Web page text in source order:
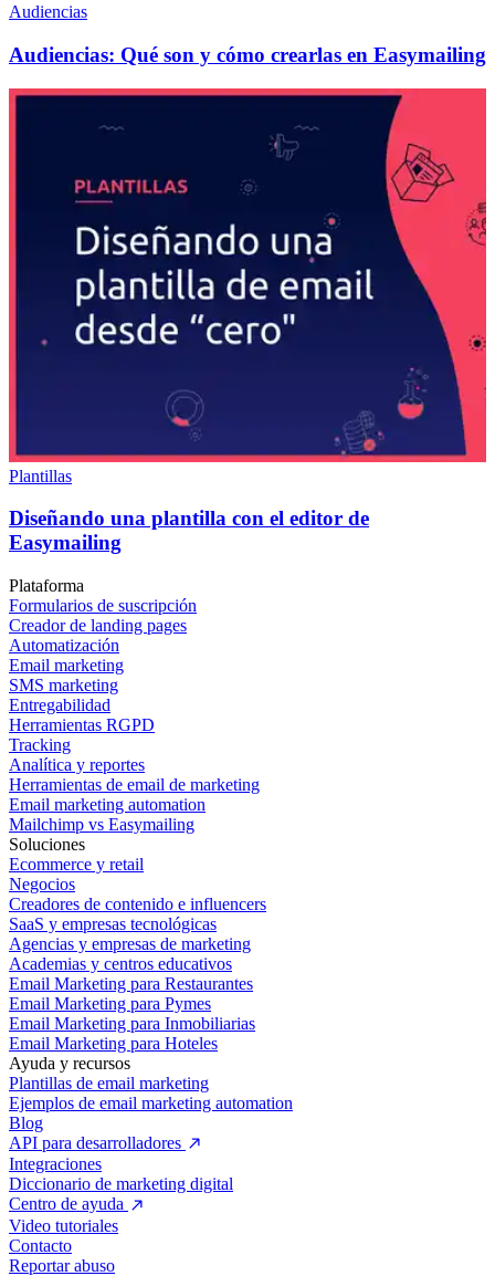
Audiencias
Audiencias: Qué son y cómo crearlas en Easymailing
Plantillas
Diseñando una plantilla con el editor de
Easymailing
Plataforma
Formularios de suscripción
Creador de landing pages
Automatización
Email marketing
SMS marketing
Entregabilidad
Herramientas RGPD
Tracking
Analítica y reportes
Herramientas de email de marketing
Email marketing automation
Mailchimp vs Easymailing
Soluciones
Ecommerce y retail
Negocios
Creadores de contenido e influencers
SaaS y empresas tecnológicas
Agencias y empresas de marketing
Academias y centros educativos
Email Marketing para Restaurantes
Email Marketing para Pymes
Email Marketing para Inmobiliarias
Email Marketing para Hoteles
Ayuda y recursos
Plantillas de email marketing
Ejemplos de email marketing automation
Blog
API para desarrolladores
Integraciones
Diccionario de marketing digital
Centro de ayuda
Video tutoriales
Contacto
Reportar abuso